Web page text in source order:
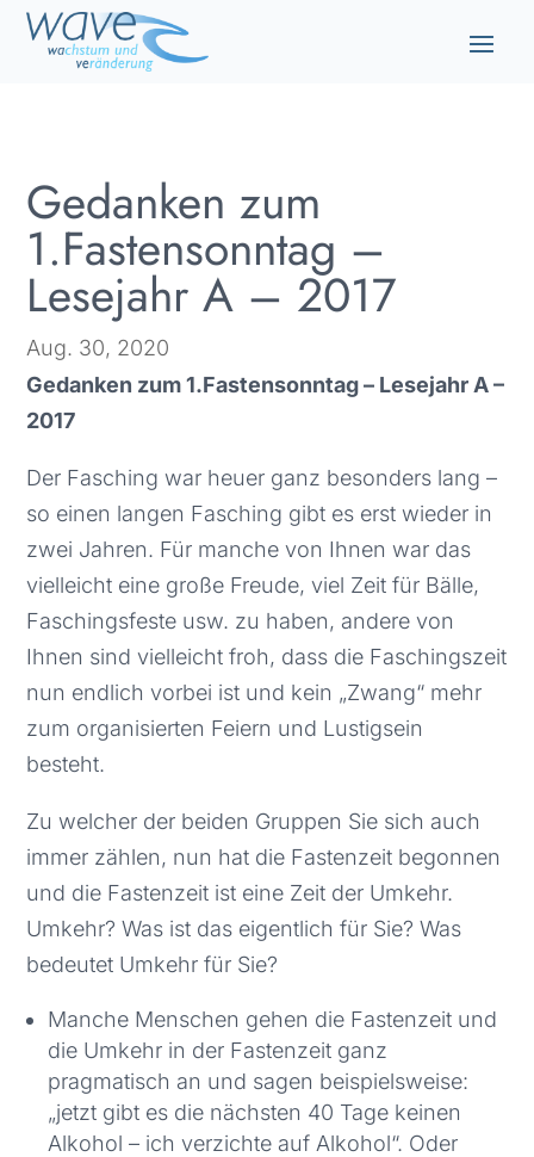
Gedanken zum
1.Fastensonntag –
Lesejahr A – 2017
Aug. 30, 2020
Gedanken zum 1.Fastensonntag – Lesejahr A –
2017
Der Fasching war heuer ganz besonders lang –
so einen langen Fasching gibt es erst wieder in
zwei Jahren. Für manche von Ihnen war das
vielleicht eine große Freude, viel Zeit für Bälle,
Faschingsfeste usw. zu haben, andere von
Ihnen sind vielleicht froh, dass die Faschingszeit
nun endlich vorbei ist und kein „Zwang“ mehr
zum organisierten Feiern und Lustigsein
besteht.
Zu welcher der beiden Gruppen Sie sich auch
immer zählen, nun hat die Fastenzeit begonnen
und die Fastenzeit ist eine Zeit der Umkehr.
Umkehr? Was ist das eigentlich für Sie? Was
bedeutet Umkehr für Sie?
Manche Menschen gehen die Fastenzeit und
die Umkehr in der Fastenzeit ganz
pragmatisch an und sagen beispielsweise:
„jetzt gibt es die nächsten 40 Tage keinen
Alkohol – ich verzichte auf Alkohol“. Oder